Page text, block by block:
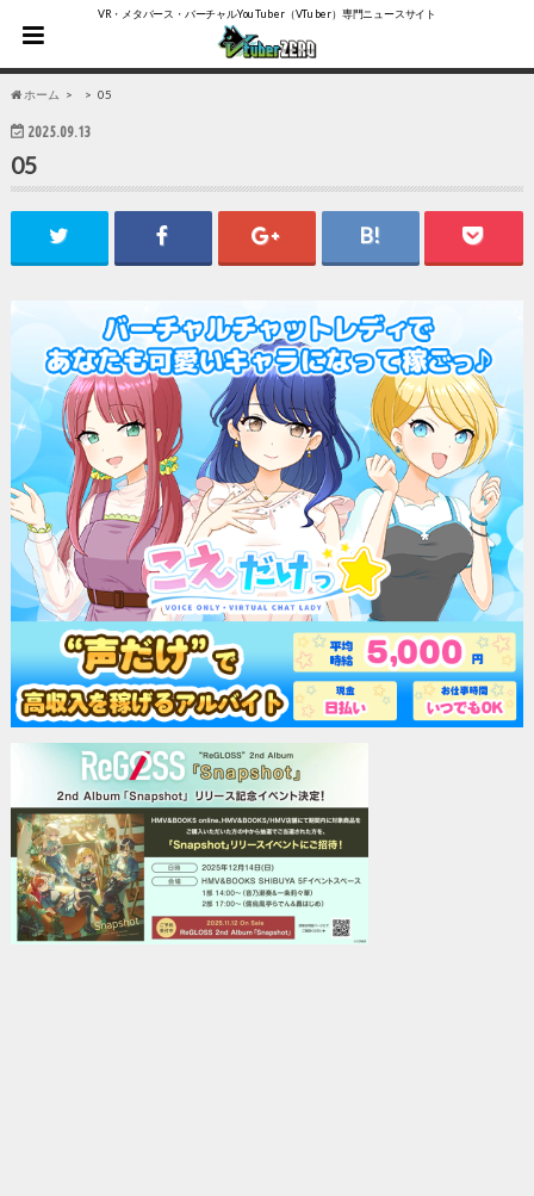
VR・メタバース・バーチャルYouTuber（VTuber）専門ニュースサイト
ホーム 05
2025.09.13
05